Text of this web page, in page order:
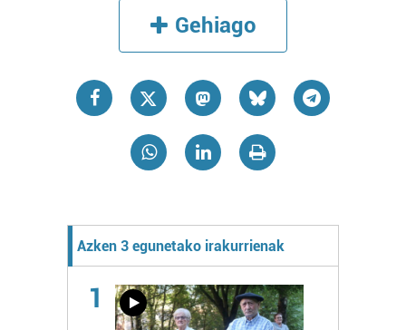
Gehiago
Azken 3 egunetako irakurrienak
1